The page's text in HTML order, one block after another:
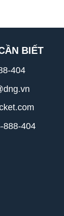
BIẾT
404
888-404